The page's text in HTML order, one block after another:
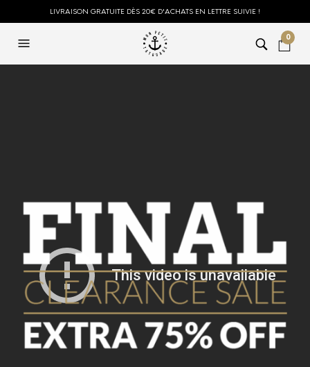
LIVRAISON GRATUITE DÈS 20€ D'ACHATS EN LETTRE SUIVIE !
0